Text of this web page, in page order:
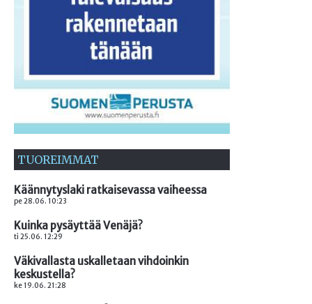
TUOREIMMAT
Käännytyslaki ratkaisevassa vaiheessa
pe 28.06. 10:23
Kuinka pysäyttää Venäjä?
ti 25.06. 12:29
Väkivallasta uskalletaan vihdoinkin
keskustella?
ke 19.06. 21:28